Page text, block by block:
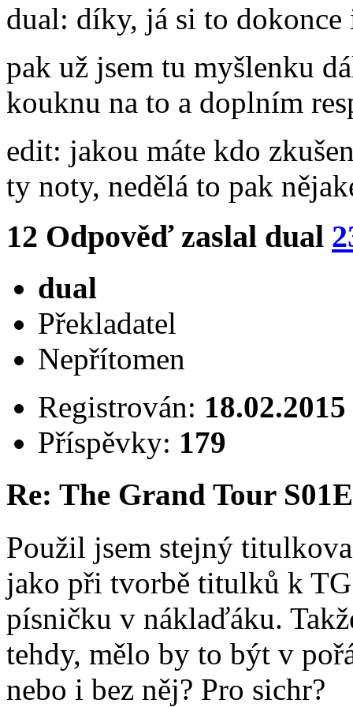
dual: díky, já si to
pak už jsem tu myšlenku
kouknu na to a doplním
edit: jakou máte kdo
ty noty, nedělá to pak
12 Odpověď zaslal dual
dual
Překladatel
Nepřítomen
Registrován: 18.02.2015
Příspěvky: 179
Re: The Grand Tour
Použil jsem stejný
jako při tvorbě titulků k
písničku v náklaďáku.
tehdy, mělo by to být v
nebo i bez něj? Pro sichr?